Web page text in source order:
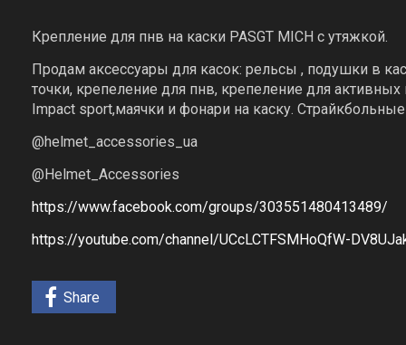
Крепление для пнв на каски PASGT MICH с утяжкой.
Продам аксессуары для касок: рельсы , подушки в
точки, крепеление для пнв, крепеление для
Impact sport,маячки и фонари на каску.
@helmet_accessories_ua
@Helmet_Accessories
https://www.facebook.com/groups/303551480413489/
https://youtube.com/channel/UCcLCTFSMHoQfW-
Share